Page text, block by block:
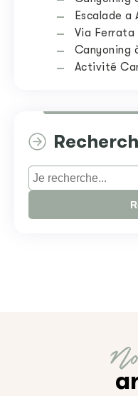
Escalade a
Via Ferrata
Canyoning
Activité